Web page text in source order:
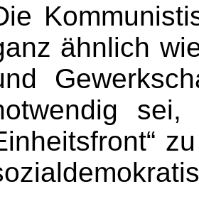
ähnlich
sei,